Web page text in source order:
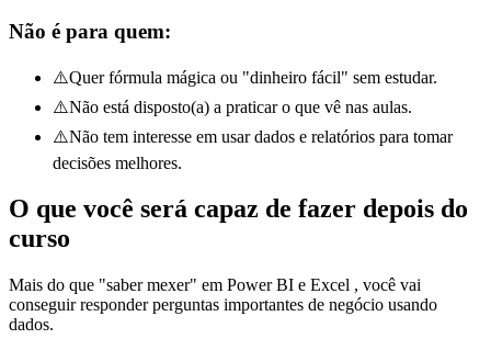
Não é para quem:
⚠️Quer fórmula mágica ou "dinheiro fácil" sem estudar.
⚠️Não está disposto(a) a praticar o que vê nas aulas.
⚠️Não tem interesse em usar dados e relatórios para tomar
decisões melhores.
O que você será capaz de fazer depois do
curso
Mais do que "saber mexer" em Power BI e Excel , você vai
conseguir responder perguntas importantes de negócio usando
dados.